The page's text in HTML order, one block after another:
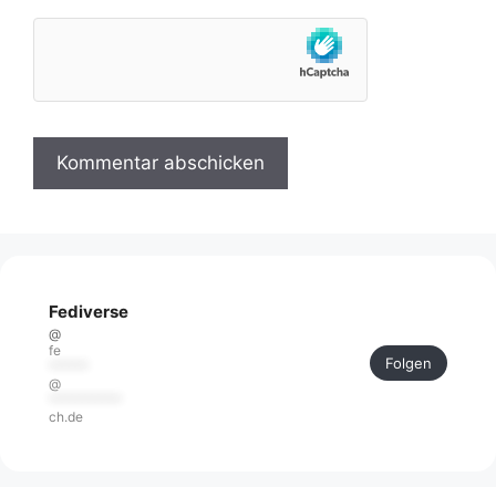
Fediverse
@
fe
@
ch.de
Folgen